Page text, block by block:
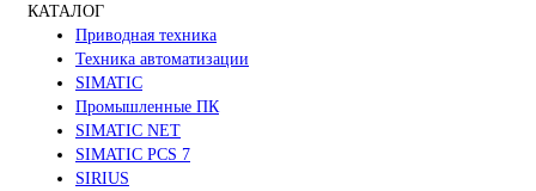
КАТАЛОГ
Приводная техника
Техника автоматизации
SIMATIC
Промышленные ПК
SIMATIC NET
SIMATIC PCS 7
SIRIUS